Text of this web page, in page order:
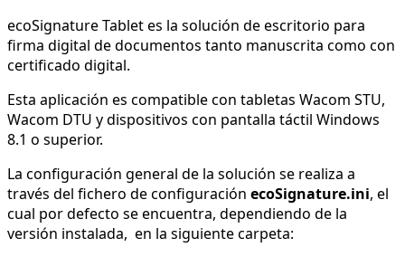
ecoSignature Tablet es la solución de escritorio para
firma digital de documentos tanto manuscrita como con
certificado digital.
Esta aplicación es compatible con tabletas Wacom STU,
Wacom DTU y dispositivos con pantalla táctil Windows
8.1 o superior.
La configuración general de la solución se realiza a
través del fichero de configuración ecoSignature.ini, el
cual por defecto se encuentra, dependiendo de la
versión instalada, en la siguiente carpeta: